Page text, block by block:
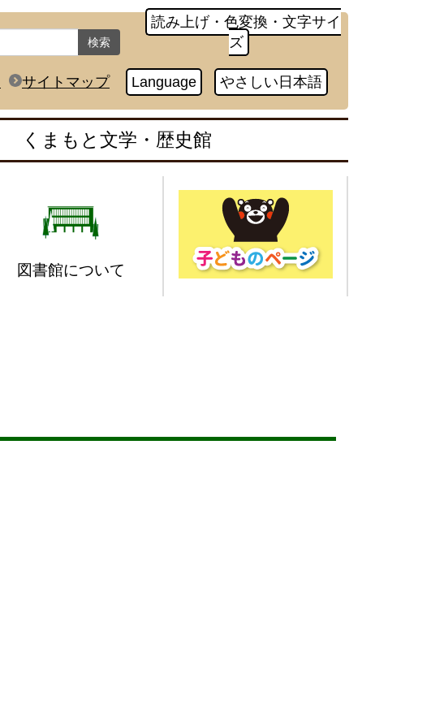
検索
読み上げ・色変換・文字サイ
ズ
サイトマップ Language やさしい日本語
くまもと文学・歴史館
図書館について